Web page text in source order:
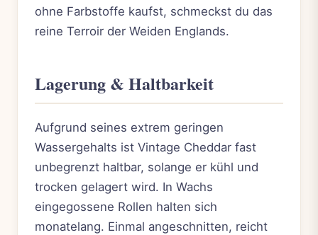
ohne Farbstoffe kaufst, schmeckst du das
reine Terroir der Weiden Englands.
Lagerung & Haltbarkeit
Aufgrund seines extrem geringen
Wassergehalts ist Vintage Cheddar fast
unbegrenzt haltbar, solange er kühl und
trocken gelagert wird. In Wachs
eingegossene Rollen halten sich
monatelang. Einmal angeschnitten, reicht